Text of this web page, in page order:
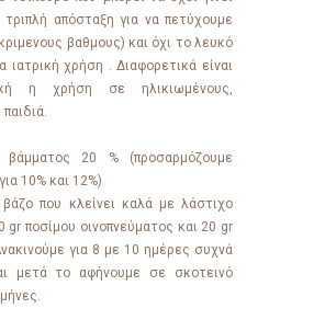
τριπλή απόσταξη για να πετύχουμε
βαθμους) και όχι το λευκό
ιατρική χρήση . Διαφορετικά είναι
η χρήση σε ηλικιωμένους,
βάμματος 20 % (προσαρμόζουμε
10% και 12%)
που κλείνει καλά με λάστιχο
gr ποσίμου οινοπνεύματος και 20 gr
για 8 με 10 ημέρες συχνά
μετά το αφήνουμε σε σκοτεινό